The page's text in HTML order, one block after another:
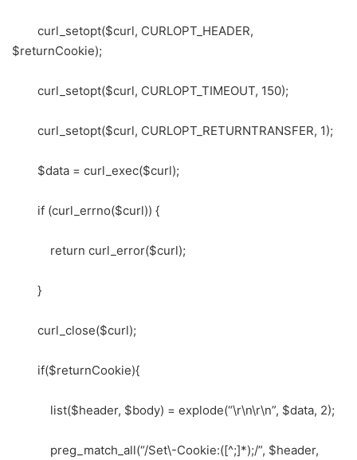
curl_setopt($curl, CURLOPT_HEADER,
$returnCookie);
curl_setopt($curl, CURLOPT_TIMEOUT, 150);
curl_setopt($curl, CURLOPT_RETURNTRANSFER, 1);
$data = curl_exec($curl);
if (curl_errno($curl)) {
return curl_error($curl);
}
curl_close($curl);
if($returnCookie){
list($header, $body) = explode(“\r\n\r\n”, $data, 2);
preg_match_all(“/Set\-Cookie:([^;]*);/”, $header,